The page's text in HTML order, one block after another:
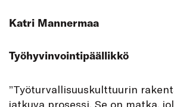
Katri Mannermaa
Työhyvinvointipäällikkö
”Työturvallisuuskulttuurin
jatkuva prosessi. Se on matka,